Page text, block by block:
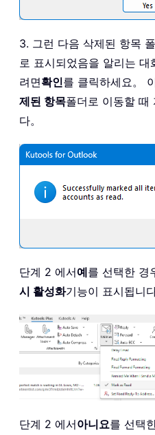
3. 그런 다음 삭제된 항목
로 표시되었음을 알리는
려면확인를 클릭하세요。
제된 항목폴더로 이동할 때
다。
단계 2 에서예를 선택한 경
시 활성화기능이 표시됩니다
단계 2 에서아니요를 선택